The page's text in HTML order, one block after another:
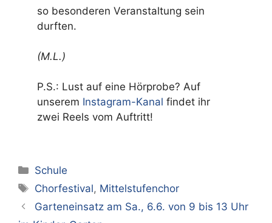
so besonderen Veranstaltung sein
durften.
(M.L.)
P.S.: Lust auf eine Hörprobe? Auf
unserem Instagram-Kanal findet ihr
zwei Reels vom Auftritt!
Kategorien
Schule
Schlagwörter
Chorfestival, Mittelstufenchor
Garteneinsatz am Sa., 6.6. von 9 bis 13 Uhr